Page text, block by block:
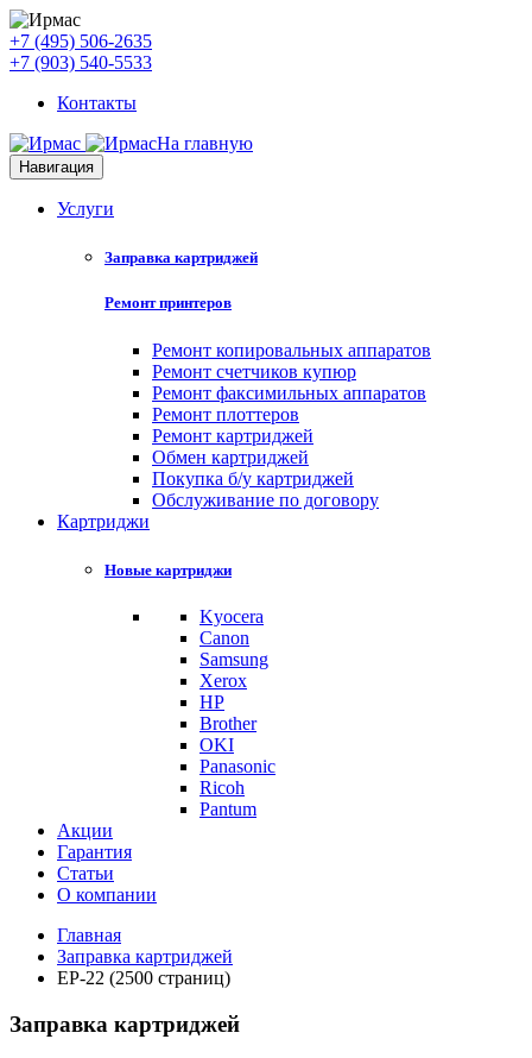
+7 (495) 506-2635
+7 (903) 540-5533
Контакты
На главную
Навигация
Услуги
Заправка картриджей
Ремонт принтеров
Ремонт копировальных аппаратов
Ремонт счетчиков купюр
Ремонт факсимильных аппаратов
Ремонт плоттеров
Ремонт картриджей
Обмен картриджей
Покупка б/у картриджей
Обслуживание по договору
Картриджи
Новые картриджи
Kyocera
Canon
Samsung
Xerox
HP
Brother
OKI
Panasonic
Ricoh
Pantum
Акции
Гарантия
Статьи
О компании
Главная
Заправка картриджей
EP-22 (2500 страниц)
Заправка картриджей